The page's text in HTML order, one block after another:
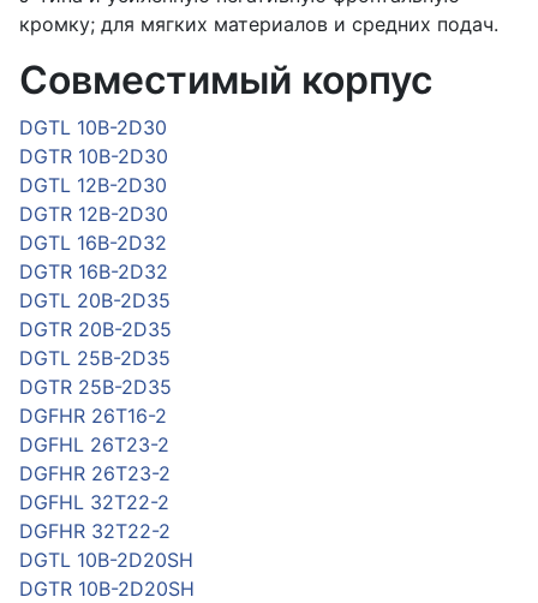
кромку; для мягких материалов и средних подач.
Совместимый корпус
DGTL 10B-2D30
DGTR 10B-2D30
DGTL 12B-2D30
DGTR 12B-2D30
DGTL 16B-2D32
DGTR 16B-2D32
DGTL 20B-2D35
DGTR 20B-2D35
DGTL 25B-2D35
DGTR 25B-2D35
DGFHR 26T16-2
DGFHL 26T23-2
DGFHR 26T23-2
DGFHL 32T22-2
DGFHR 32T22-2
DGTL 10B-2D20SH
DGTR 10B-2D20SH